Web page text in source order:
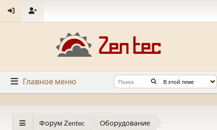
Главное меню
Форум Zentec Оборудование